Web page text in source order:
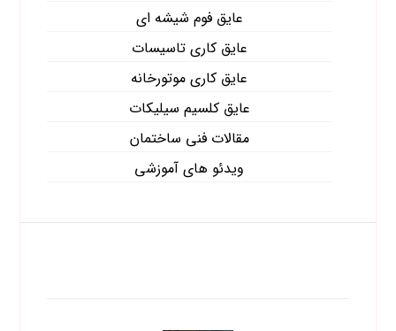
عایق فوم شیشه ای
عایق کاری تاسیسات
عایق کاری موتورخانه
عایق کلسیم سیلیکات
مقالات فنی ساختمان
ویدئو های آموزشی